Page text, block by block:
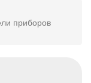
приборов